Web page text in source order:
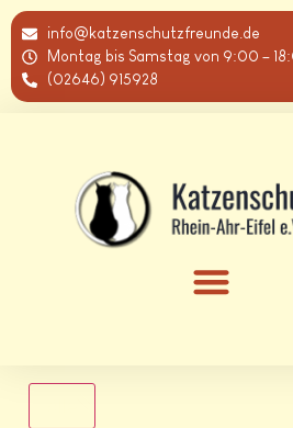
info@katzenschutzfreunde.de
Montag bis Samstag von 9:00 –
(02646) 915928